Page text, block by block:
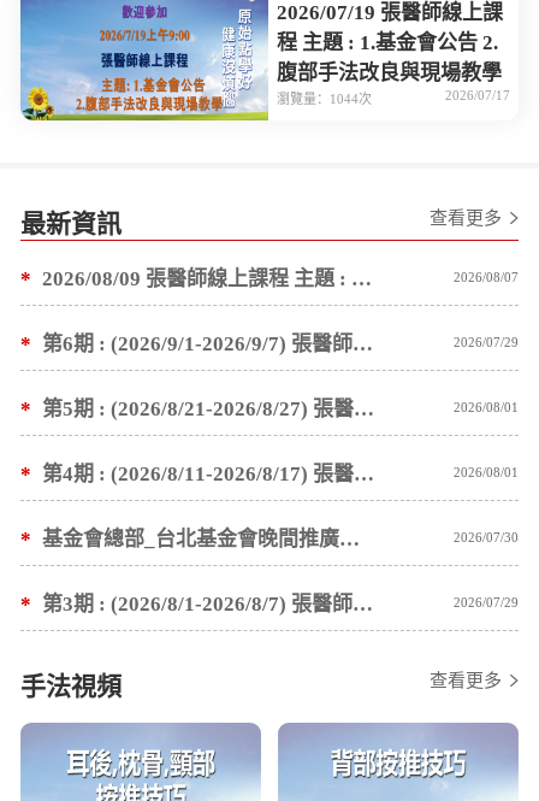
2026/07/19 張醫師線上課
程 主題 : 1.基金會公告 2.
腹部手法改良與現場教學
瀏覽量：1044次 2026/07/17
最新資訊 查看更多
* 2026/08/09 張醫師線上課程 主題 : 褥瘡案例後續追蹤 及按推方法 2026/08/07
* 第6期 : (2026/9/1-2026/9/7) 張醫師親自培訓手法 廣州基礎班7 天錄取名單公告 2026/07/29
* 第5期 : (2026/8/21-2026/8/27) 張醫師親自培訓手法 廣州基礎班7 天錄取名單公告 2026/08/01
* 第4期 : (2026/8/11-2026/8/17) 張醫師親自培訓手法 廣州基礎班7 天錄取名單公告 2026/08/01
* 基金會總部_台北基金會晚間推廣暫停服務公告 2026/07/30
* 第3期 : (2026/8/1-2026/8/7) 張醫師親自培訓手法 廣州基礎班7 天錄取名單公告 2026/07/29
手法視頻 查看更多